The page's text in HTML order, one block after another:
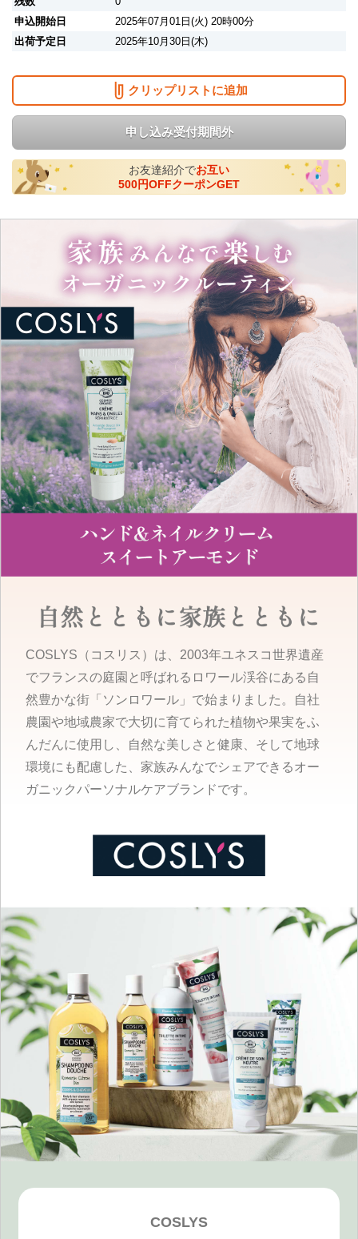
申込開始日
2025年07月01日(火) 20時00分
出荷予定日
2025年10月30日(木)
クリップリストに追加
申し込み受付期間外
お友達紹介でお互い
500円OFFクーポンGET
COSLYS（コスリス）は、2003年ユネスコ世界遺産
でフランスの庭園と呼ばれるロワール渓谷にある自
然豊かな街「ソンロワール」で始まりました。自社
農園や地域農家で大切に育てられた植物や果実をふ
んだんに使用し、自然な美しさと健康、そして地球
環境にも配慮した、家族みんなでシェアできるオー
ガニックパーソナルケアブランドです。
COSLYS